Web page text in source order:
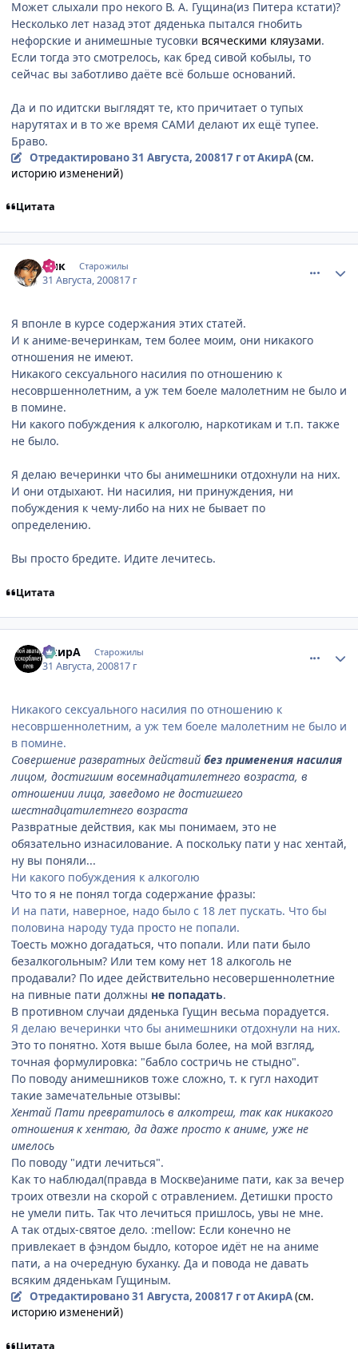
Может слыхали про некого В. А. Гущина(из Питера кстати)?
Несколько лет назад этот дяденька пытался гнобить
нефорские и анимешные тусовки всяческими кляузами.
Если тогда это смотрелось, как бред сивой кобылы, то
сейчас вы заботливо даёте всё больше оснований.
Да и по идитски выглядят те, кто причитает о тупых
нарутятах и в то же время САМИ делают их ещё тупее.
Браво.
Отредактировано31 Августа, 200817 гот АкирА(см.
историю изменений)
Цитата
Лик Старожилы
31 Августа, 200817 г
Я впонле в курсе содержания этих статей.
И к аниме-вечеринкам, тем более моим, они никакого
отношения не имеют.
Никакого сексуального насилия по отношению к
несовршеннолетним, а уж тем боеле малолетним не было и
в помине.
Ни какого побуждения к алкоголю, наркотикам и т.п. также
не было.
Я делаю вечеринки что бы анимешники отдохнули на них.
И они отдыхают. Ни насилия, ни принуждения, ни
побуждения к чему-либо на них не бывает по
определению.
Вы просто бредите. Идите лечитесь.
Цитата
АкирА Старожилы
31 Августа, 200817 г
Никакого сексуального насилия по отношению к
несовршеннолетним, а уж тем боеле малолетним не было и
в помине.
Совершение развратных действий без применения насилия
лицом, достигшим восемнадцатилетнего возраста, в
отношении лица, заведомо не достигшего
шестнадцатилетнего возраста
Развратные действия, как мы понимаем, это не
обязательно изнасилование. А поскольку пати у нас хентай,
ну вы поняли...
Ни какого побуждения к алкоголю
Что то я не понял тогда содержание фразы:
И на пати, наверное, надо было с 18 лет пускать. Что бы
половина народу туда просто не попали.
Тоесть можно догадаться, что попали. Или пати было
безалкогольным? Или тем кому нет 18 алкоголь не
продавали? По идее действительно несовершеннолетние
на пивные пати должны не попадать.
В противном случаи дяденька Гущин весьма порадуется.
Я делаю вечеринки что бы анимешники отдохнули на них.
Это то понятно. Хотя выше была более, на мой взгляд,
точная формулировка: "бабло состричь не стыдно".
По поводу анимешников тоже сложно, т. к гугл находит
такие замечательные отзывы:
Хентай Пати превратилось в алкотреш, так как никакого
отношения к хентаю, да даже просто к аниме, уже не
имелось
По поводу "идти лечиться".
Как то наблюдал(правда в Москве)аниме пати, как за вечер
троих отвезли на скорой с отравлением. Детишки просто
не умели пить. Так что лечиться пришлось, увы не мне.
А так отдых-святое дело. :mellow: Если конечно не
привлекает в фэндом быдло, которое идёт не на аниме
пати, а на очередную буханку. Да и повода не давать
всяким дяденькам Гущиным.
Отредактировано31 Августа, 200817 гот АкирА(см.
историю изменений)
Цитата